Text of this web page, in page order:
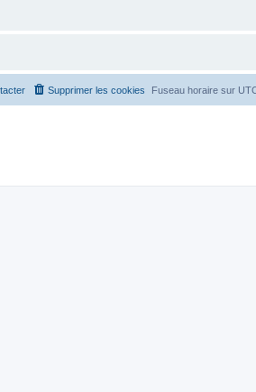
Fuseau horaire sur
Supprimer les cookies